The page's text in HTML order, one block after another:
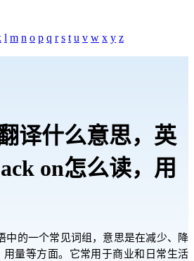
l m n o p q r s t u v w x y z
译什么意思，英
on怎么读，用
中的一个常见词组，意思是在减少、降
量等方面。它常用于商业和日常生活